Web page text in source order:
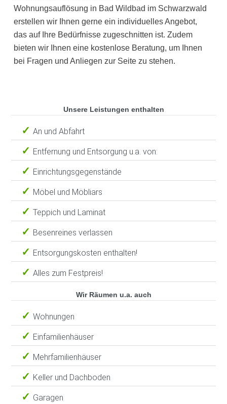
Wohnungsauflösung in Bad Wildbad im Schwarzwald
erstellen wir Ihnen gerne ein individuelles Angebot,
das auf Ihre Bedürfnisse zugeschnitten ist. Zudem
bieten wir Ihnen eine kostenlose Beratung, um Ihnen
bei Fragen und Anliegen zur Seite zu stehen.
Unsere Leistungen enthalten
An und Abfahrt
Entfernung und Entsorgung u.a. von:
Einrichtungsgegenstände
Möbel und Möbliars
Teppich und Laminat
Besenreines verlassen
Entsorgungskosten enthalten!
Alles zum Festpreis!
Wir Räumen u.a. auch
Wohnungen
Einfamilienhäuser
Mehrfamilienhäuser
Keller und Dachboden
Garagen